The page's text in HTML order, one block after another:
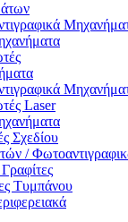
Laser
Σχεδίου
/
Τυμπάνου